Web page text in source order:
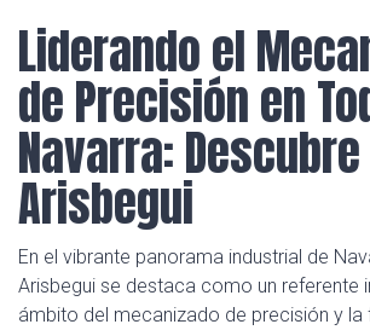
Liderando el
de Precisión en
Navarra:
Arisbegui
En el vibrante panorama industrial de
Arisbegui se destaca como un referente
ámbito del mecanizado de precisión y la